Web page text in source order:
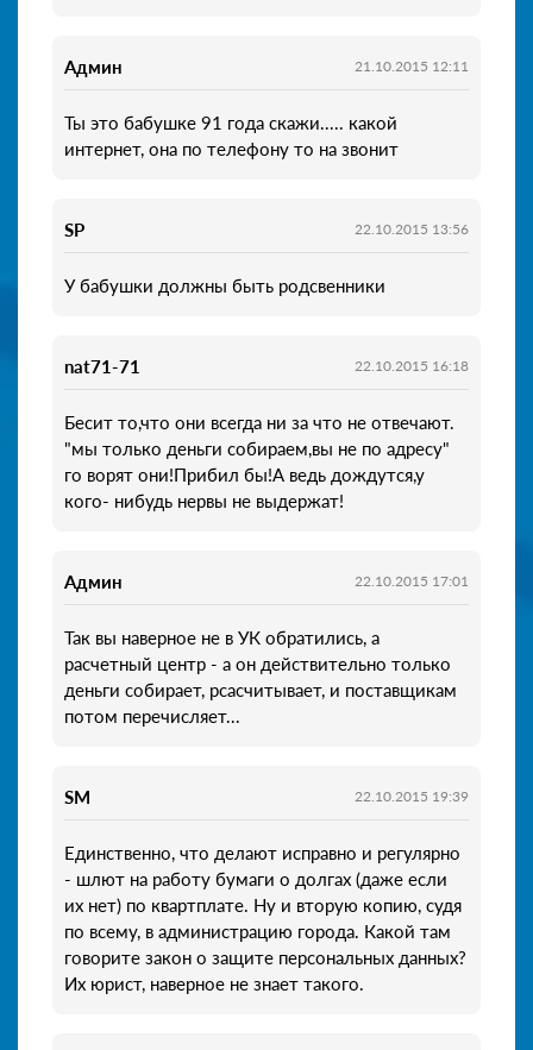
Админ 21.10.2015 12:11
Ты это бабушке 91 года скажи..... какой
интернет, она по телефону то на звонит
SP 22.10.2015 13:56
У бабушки должны быть родсвенники
nat71-71 22.10.2015 16:18
Бесит то,что они всегда ни за что не отвечают.
"мы только деньги собираем,вы не по адресу"
го ворят они!Прибил бы!А ведь дождутся,у
кого- нибудь нервы не выдержат!
Админ 22.10.2015 17:01
Так вы наверное не в УК обратились, а
расчетный центр - а он действительно только
деньги собирает, рсасчитывает, и поставщикам
потом перечисляет...
SM 22.10.2015 19:39
Единственно, что делают исправно и регулярно
- шлют на работу бумаги о долгах (даже если
их нет) по квартплате. Ну и вторую копию, судя
по всему, в администрацию города. Какой там
говорите закон о защите персональных данных?
Их юрист, наверное не знает такого.